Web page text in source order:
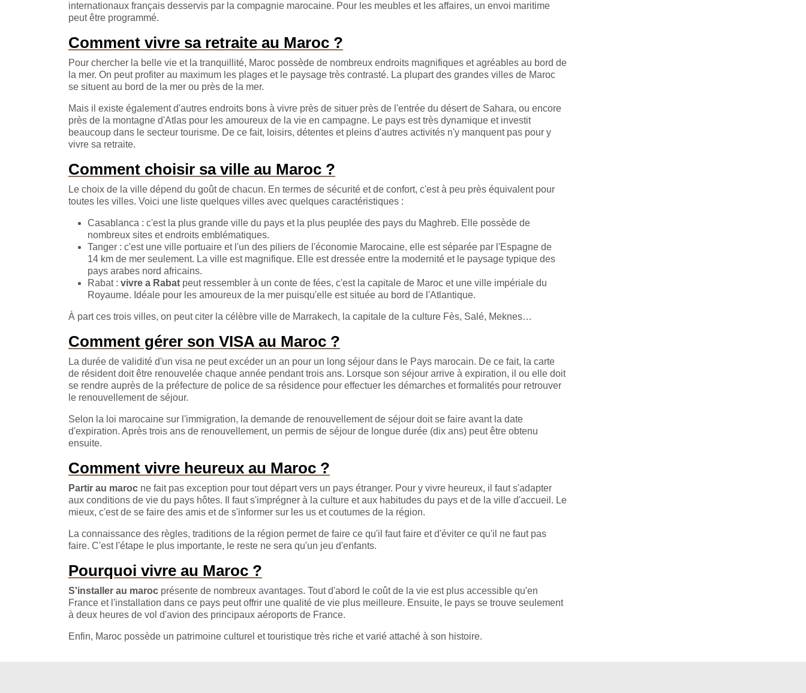
internationaux français desservis par la compagnie marocaine. Pour les meubles et les affaires, un envoi maritime
peut être programmé.
Comment vivre sa retraite au Maroc ?
Pour chercher la belle vie et la tranquillité, Maroc possède de nombreux endroits magnifiques et agréables au bord de
la mer. On peut profiter au maximum les plages et le paysage très contrasté. La plupart des grandes villes de Maroc
se situent au bord de la mer ou près de la mer.
Mais il existe également d'autres endroits bons à vivre près de situer près de l'entrée du désert de Sahara, ou encore
près de la montagne d'Atlas pour les amoureux de la vie en campagne. Le pays est très dynamique et investit
beaucoup dans le secteur tourisme. De ce fait, loisirs, détentes et pleins d'autres activités n'y manquent pas pour y
vivre sa retraite.
Comment choisir sa ville au Maroc ?
Le choix de la ville dépend du goût de chacun. En termes de sécurité et de confort, c'est à peu près équivalent pour
toutes les villes. Voici une liste quelques villes avec quelques caractéristiques :
Casablanca : c'est la plus grande ville du pays et la plus peuplée des pays du Maghreb. Elle possède de
nombreux sites et endroits emblématiques.
Tanger : c'est une ville portuaire et l'un des piliers de l'économie Marocaine, elle est séparée par l'Espagne de
14 km de mer seulement. La ville est magnifique. Elle est dressée entre la modernité et le paysage typique des
pays arabes nord africains.
Rabat : vivre a Rabat peut ressembler à un conte de fées, c'est la capitale de Maroc et une ville impériale du
Royaume. Idéale pour les amoureux de la mer puisqu'elle est située au bord de l'Atlantique.
À part ces trois villes, on peut citer la célèbre ville de Marrakech, la capitale de la culture Fès, Salé, Meknes…
Comment gérer son VISA au Maroc ?
La durée de validité d'un visa ne peut excéder un an pour un long séjour dans le Pays marocain. De ce fait, la carte
de résident doit être renouvelée chaque année pendant trois ans. Lorsque son séjour arrive à expiration, il ou elle doit
se rendre auprès de la préfecture de police de sa résidence pour effectuer les démarches et formalités pour retrouver
le renouvellement de séjour.
Selon la loi marocaine sur l'immigration, la demande de renouvellement de séjour doit se faire avant la date
d'expiration. Après trois ans de renouvellement, un permis de séjour de longue durée (dix ans) peut être obtenu
ensuite.
Comment vivre heureux au Maroc ?
Partir au maroc ne fait pas exception pour tout départ vers un pays étranger. Pour y vivre heureux, il faut s'adapter
aux conditions de vie du pays hôtes. Il faut s'imprégner à la culture et aux habitudes du pays et de la ville d'accueil. Le
mieux, c'est de se faire des amis et de s'informer sur les us et coutumes de la région.
La connaissance des règles, traditions de la région permet de faire ce qu'il faut faire et d'éviter ce qu'il ne faut pas
faire. C'est l'étape le plus importante, le reste ne sera qu'un jeu d'enfants.
Pourquoi vivre au Maroc ?
S'installer au maroc présente de nombreux avantages. Tout d'abord le coût de la vie est plus accessible qu'en
France et l'installation dans ce pays peut offrir une qualité de vie plus meilleure. Ensuite, le pays se trouve seulement
à deux heures de vol d'avion des principaux aéroports de France.
Enfin, Maroc possède un patrimoine culturel et touristique très riche et varié attaché à son histoire.